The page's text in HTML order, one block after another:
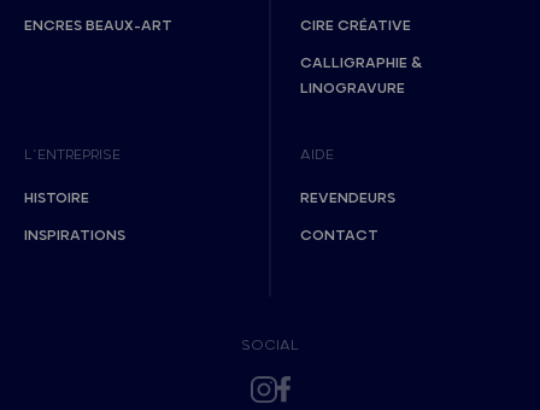
ENCRES BEAUX-ART CIRE CRÉATIVE
CALLIGRAPHIE &
LINOGRAVURE
L’ENTREPRISE
HISTOIRE
INSPIRATIONS
AIDE
REVENDEURS
CONTACT
SOCIAL